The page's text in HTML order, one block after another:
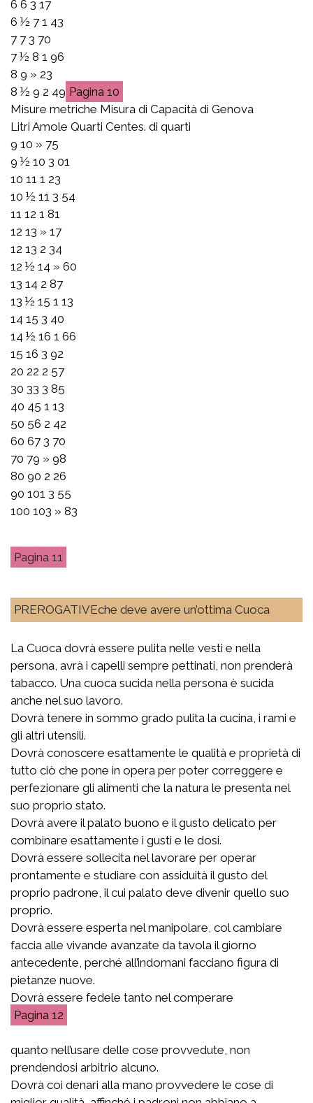
6 6 3 17
6 ½ 7 1 43
7 7 3 70
7 ½ 8 1 96
8 9 » 23
8 ½ 9 2 49
10
Misure metriche Misura di Capacità di Genova
Litri Amole Quarti Centes. di quarti
9 10 » 75
9 ½ 10 3 01
10 11 1 23
10 ½ 11 3 54
11 12 1 81
12 13 » 17
12 13 2 34
12 ½ 14 » 60
13 14 2 87
13 ½ 15 1 13
14 15 3 40
14 ½ 16 1 66
15 16 3 92
20 22 2 57
30 33 3 85
40 45 1 13
50 56 2 42
60 67 3 70
70 79 » 98
80 90 2 26
90 101 3 55
100 103 » 83
11
PREROGATIVEche deve avere un’ottima Cuoca
La Cuoca dovrà essere pulita nelle vesti e nella
persona, avrà i capelli sempre pettinati, non prenderà
tabacco. Una cuoca sucida nella persona è sucida
anche nel suo lavoro.
Dovrà tenere in sommo grado pulita la cucina, i rami e
gli altri utensili.
Dovrà conoscere esattamente le qualità e proprietà di
tutto ciò che pone in opera per poter correggere e
perfezionare gli alimenti che la natura le presenta nel
suo proprio stato.
Dovrà avere il palato buono e il gusto delicato per
combinare esattamente i gusti e le dosi.
Dovrà essere sollecita nel lavorare per operar
prontamente e studiare con assiduità il gusto del
proprio padrone, il cui palato deve divenir quello suo
proprio.
Dovrà essere esperta nel manipolare, col cambiare
faccia alle vivande avanzate da tavola il giorno
antecedente, perché all’indomani facciano figura di
pietanze nuove.
Dovrà essere fedele tanto nel comperare
12
quanto nell’usare delle cose provvedute, non
prendendosi arbitrio alcuno.
Dovrà coi denari alla mano provvedere le cose di